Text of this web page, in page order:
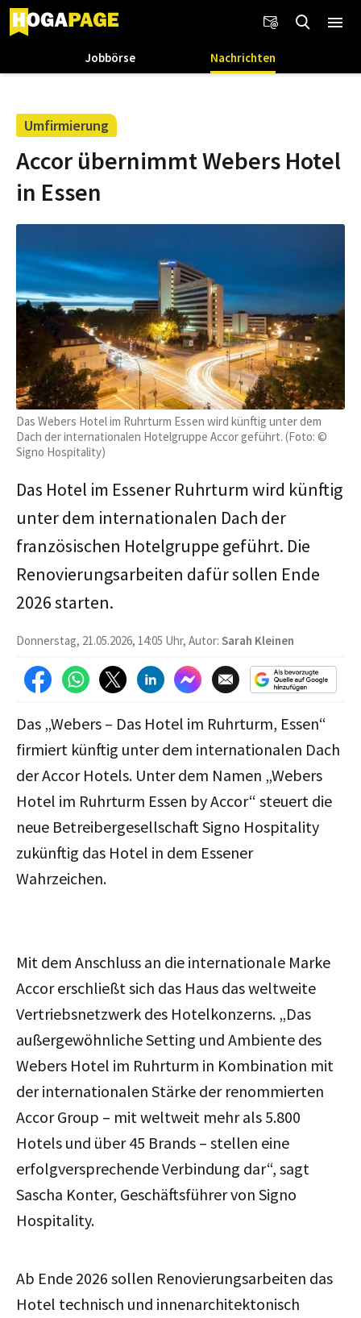
Jobbörse Nachrichten
Umfirmierung
Accor übernimmt Webers Hotel
in Essen
Das Webers Hotel im Ruhrturm Essen wird künftig unter dem
Dach der internationalen Hotelgruppe Accor geführt. (Foto: ©
Signo Hospitality)
Das Hotel im Essener Ruhrturm wird künftig
unter dem internationalen Dach der
französischen Hotelgruppe geführt. Die
Renovierungsarbeiten dafür sollen Ende
2026 starten.
Donnerstag, 21.05.2026, 14:05 Uhr, Autor: Sarah Kleinen
Das „Webers – Das Hotel im Ruhrturm, Essen“
firmiert künftig unter dem internationalen Dach
der Accor Hotels. Unter dem Namen „Webers
Hotel im Ruhrturm Essen by Accor“ steuert die
neue Betreibergesellschaft Signo Hospitality
zukünftig das Hotel in dem Essener
Wahrzeichen.
Mit dem Anschluss an die internationale Marke
Accor erschließt sich das Haus das weltweite
Vertriebsnetzwerk des Hotelkonzerns. „Das
außergewöhnliche Setting und Ambiente des
Webers Hotel im Ruhrturm in Kombination mit
der internationalen Stärke der renommierten
Accor Group – mit weltweit mehr als 5.800
Hotels und über 45 Brands – stellen eine
erfolgversprechende Verbindung dar“, sagt
Sascha Konter, Geschäftsführer von Signo
Hospitality.
Ab Ende 2026 sollen Renovierungsarbeiten das
Hotel technisch und innenarchitektonisch